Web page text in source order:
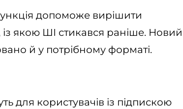
допоможе вирішити
якою ШІ стикався раніше. Новий
й у потрібному форматі.
для користувачів із підпискою